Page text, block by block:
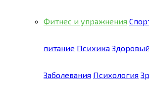
Фитнес и упражнения
питание Психика
Заболевания Психология